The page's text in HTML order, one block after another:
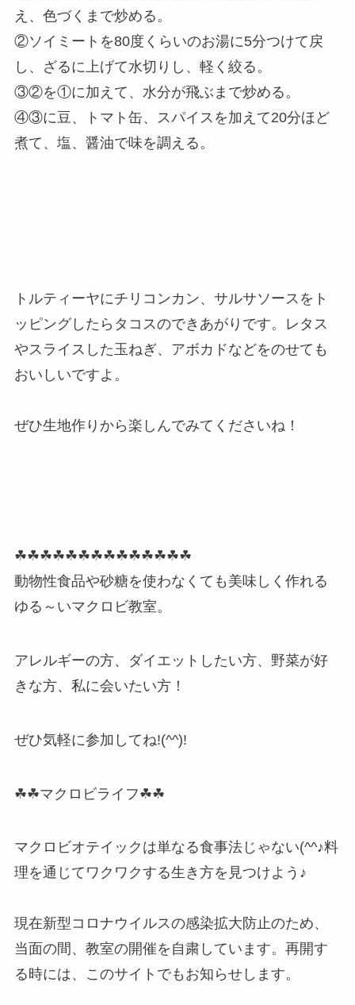
え、色づくまで炒める。
②ソイミートを80度くらいのお湯に5分つけて戻
し、ざるに上げて水切りし、軽く絞る。
③②を①に加えて、水分が飛ぶまで炒める。
④③に豆、トマト缶、スパイスを加えて20分ほど
煮て、塩、醤油で味を調える。
トルティーヤにチリコンカン、サルサソースをト
ッピングしたらタコスのできあがりです。レタス
やスライスした玉ねぎ、アボカドなどをのせても
おいしいですよ。
ぜひ生地作りから楽しんでみてくださいね！
☘☘☘☘☘☘☘☘☘☘☘☘☘☘
動物性食品や砂糖を使わなくても美味しく作れる
ゆる～いマクロビ教室。
アレルギーの方、ダイエットしたい方、野菜が好
きな方、私に会いたい方！
ぜひ気軽に参加してね!(^^)!
☘☘マクロビライフ☘☘
マクロビオテイックは単なる食事法じゃない(^^♪料
理を通じてワクワクする生き方を見つけよう♪
現在新型コロナウイルスの感染拡大防止のため、
当面の間、教室の開催を自粛しています。再開す
る時には、このサイトでもお知らせします。